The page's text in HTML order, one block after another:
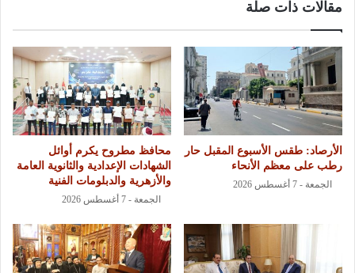
مقالات ذات صلة
الأرصاد: طقس الأسبوع المقبل حار
رطب على معظم الأنحاء
الجمعة - 7 أغسطس 2026
محافظ مطروح يكرم أوائل
الشهادات الإعدادية والثانوية العامة
والأزهرية والدبلومات الفنية
الجمعة - 7 أغسطس 2026